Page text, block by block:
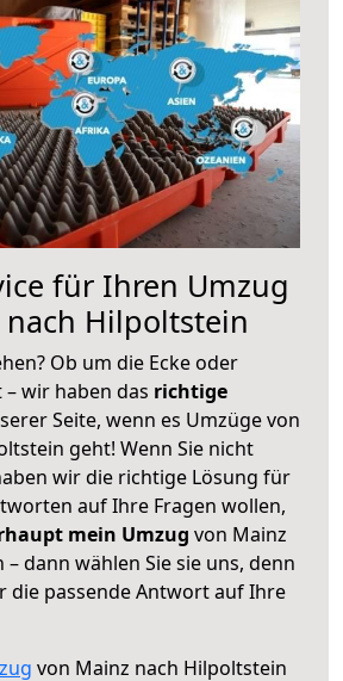
für Ihren Umzug
Hilpoltstein
Ob um die Ecke oder
wir haben das richtige
Seite, wenn es Umzüge von
geht! Wenn Sie nicht
wir die richtige Lösung für
auf Ihre Fragen wollen,
mein Umzug von Mainz
dann wählen Sie sie uns, denn
die passende Antwort auf Ihre
von Mainz nach Hilpoltstein